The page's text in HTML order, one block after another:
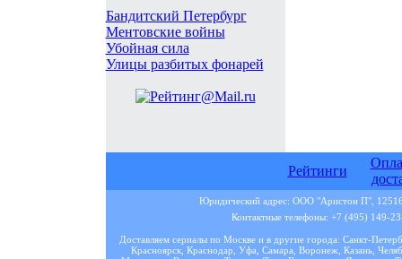
Бандитский Петербург
Ментовские войны
Убойная сила
Улицы разбитых фонарей
Рейтинги
Юридический адрес: ООО "Аристон П",
Контактные телефоны: +7 (495) 149-
Доставляем сериалы по Москве и в другие города: Санкт-
Красноярск, Краснодар, Уфа, Самара, Воронеж, Казань,